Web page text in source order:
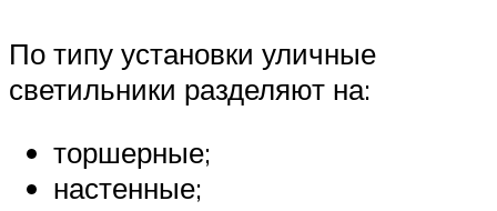
По типу установки уличные
светильники разделяют на:
торшерные;
настенные;